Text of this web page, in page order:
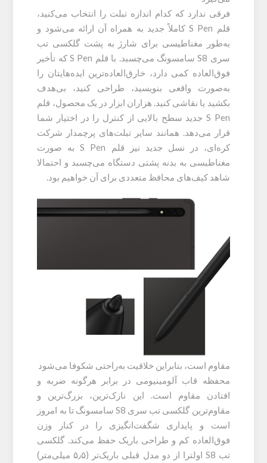
فرقی ندارد که کدام اندازه تبلت را انتخاب می‌کنید،
قلم S Pen کاملاً جدید به همراه آن ارائه می‌شود و
به‌طور مغناطیسی برای شارژ به پشت گلکسی تب
سری S8 سامسونگ می‌چسبد. با قلم S Pen که تأخیر
فوق‌العاده کمی دارد، خارق‌العاده‌ترین ایده‌هایتان را
به‌صورت واقعی بنویسید، طراحی کنید، بی‌هدف
بکشید یا نقاشی کنید. هزاران ابزار در یک محصول، قلم
S Pen جدید سطح بالایی از کنترل را در اختیار شما
قرار می‌دهد. همانند سایر تبلت‌های پرچمدار شرکت
کره‌ای، در نسل جدید نیز قلم S Pen به صورت
مغناطیسی به بدنه پشتی دستگاه می‌چسبد و احتمالا
شاهد کیف‌های محافظ متعددی برای آن خواهیم بود.
مقاوم است، بنابراین خلاقیت به‌راحتی شکوفا می‌شود
محفظه قاب آلومینیومی در برابر هرگونه ضربه و
افتادن مقاوم است. این نازک‌ترین، بزرگ‌ترین و
مقاوم‌ترین گلکسی تب سری S8 سامسونگ تا به امروز
است و پایداری شگفت‌انگیزی را در کنار وزن
فوق‌العاده کم و طراحی باریک حفظ می‌کند. گلکسی
تب S8 اولترا از دو مدل قبلی باریک‌تر (۵٫۵ میلی‌متر)